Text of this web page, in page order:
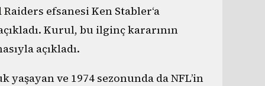
efsanesi Ken Stabler‘a
Kurul, bu ilginç kararının
açıkladı.
yaşayan ve 1974 sezonunda da NFL’in